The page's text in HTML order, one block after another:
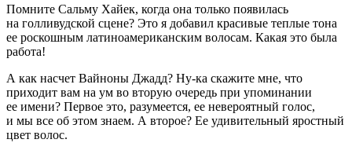
Помните Сальму Хайек, когда она только появилась
на голливудской сцене? Это я добавил красивые теплые тона
ее роскошным латиноамериканским волосам. Какая это была
работа!
А как насчет Вайноны Джадд? Ну-ка скажите мне, что
приходит вам на ум во вторую очередь при упоминании
ее имени? Первое это, разумеется, ее невероятный голос,
и мы все об этом знаем. А второе? Ее удивительный яростный
цвет волос.